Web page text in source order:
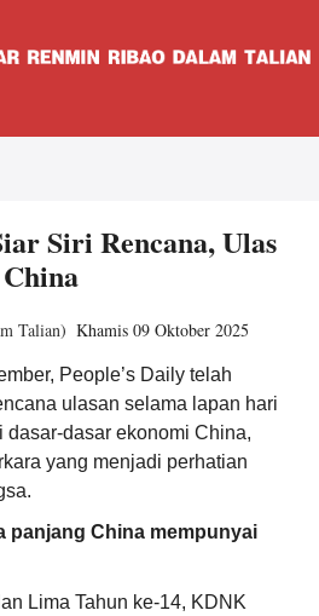
Siri Rencana, Ulas
Talian) Khamis 09 Oktober 2025
People’s Daily telah
ulasan selama lapan hari
dasar-dasar ekonomi China,
yang menjadi perhatian
panjang China mempunyai
Lima Tahun ke-14, KDNK